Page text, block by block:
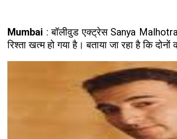
Mumbai : बॉलीवुड एक्ट्रेस Sanya
रिश्ता खत्म हो गया है। बताया जा रहा है कि